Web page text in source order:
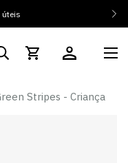
úteis
Stripes - Criança